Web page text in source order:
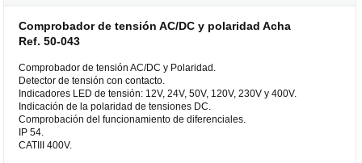
Comprobador de tensión AC/DC y polaridad Acha
Ref. 50-043
Comprobador de tensión AC/DC y Polaridad.
Detector de tensión con contacto.
Indicadores LED de tensión: 12V, 24V, 50V, 120V, 230V y 400V.
Indicación de la polaridad de tensiones DC.
Comprobación del funcionamiento de diferenciales.
IP 54.
CATIII 400V.